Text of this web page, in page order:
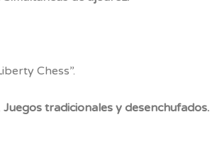
Chess”.
Juegos tradicionales y desenchufados.